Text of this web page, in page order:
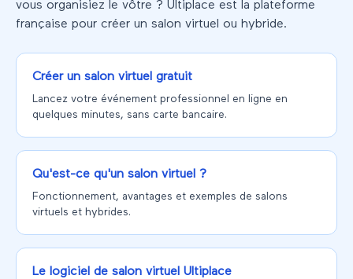
vous organisiez le vôtre ? Ultiplace est la plateforme
française pour créer un salon virtuel ou hybride.
Créer un salon virtuel gratuit
Lancez votre événement professionnel en ligne en
quelques minutes, sans carte bancaire.
Qu'est-ce qu'un salon virtuel ?
Fonctionnement, avantages et exemples de salons
virtuels et hybrides.
Le logiciel de salon virtuel Ultiplace